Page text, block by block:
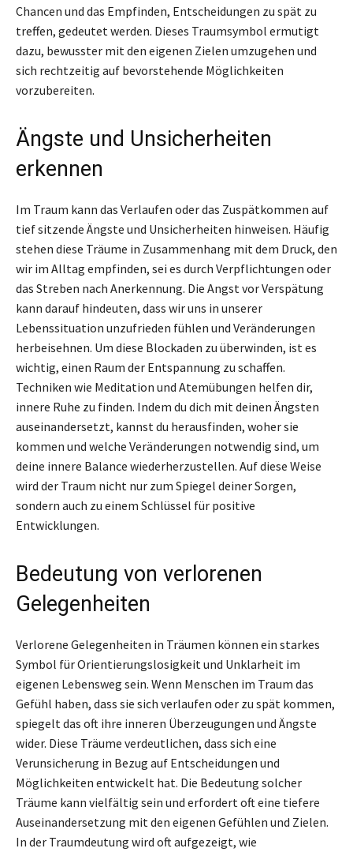
Chancen und das Empfinden, Entscheidungen zu spät zu
treffen, gedeutet werden. Dieses Traumsymbol ermutigt
dazu, bewusster mit den eigenen Zielen umzugehen und
sich rechtzeitig auf bevorstehende Möglichkeiten
vorzubereiten.
Ängste und Unsicherheiten
erkennen
Im Traum kann das Verlaufen oder das Zuspätkommen auf
tief sitzende Ängste und Unsicherheiten hinweisen. Häufig
stehen diese Träume in Zusammenhang mit dem Druck, den
wir im Alltag empfinden, sei es durch Verpflichtungen oder
das Streben nach Anerkennung. Die Angst vor Verspätung
kann darauf hindeuten, dass wir uns in unserer
Lebenssituation unzufrieden fühlen und Veränderungen
herbeisehnen. Um diese Blockaden zu überwinden, ist es
wichtig, einen Raum der Entspannung zu schaffen.
Techniken wie Meditation und Atemübungen helfen dir,
innere Ruhe zu finden. Indem du dich mit deinen Ängsten
auseinandersetzt, kannst du herausfinden, woher sie
kommen und welche Veränderungen notwendig sind, um
deine innere Balance wiederherzustellen. Auf diese Weise
wird der Traum nicht nur zum Spiegel deiner Sorgen,
sondern auch zu einem Schlüssel für positive
Entwicklungen.
Bedeutung von verlorenen
Gelegenheiten
Verlorene Gelegenheiten in Träumen können ein starkes
Symbol für Orientierungslosigkeit und Unklarheit im
eigenen Lebensweg sein. Wenn Menschen im Traum das
Gefühl haben, dass sie sich verlaufen oder zu spät kommen,
spiegelt das oft ihre inneren Überzeugungen und Ängste
wider. Diese Träume verdeutlichen, dass sich eine
Verunsicherung in Bezug auf Entscheidungen und
Möglichkeiten entwickelt hat. Die Bedeutung solcher
Träume kann vielfältig sein und erfordert oft eine tiefere
Auseinandersetzung mit den eigenen Gefühlen und Zielen.
In der Traumdeutung wird oft aufgezeigt, wie